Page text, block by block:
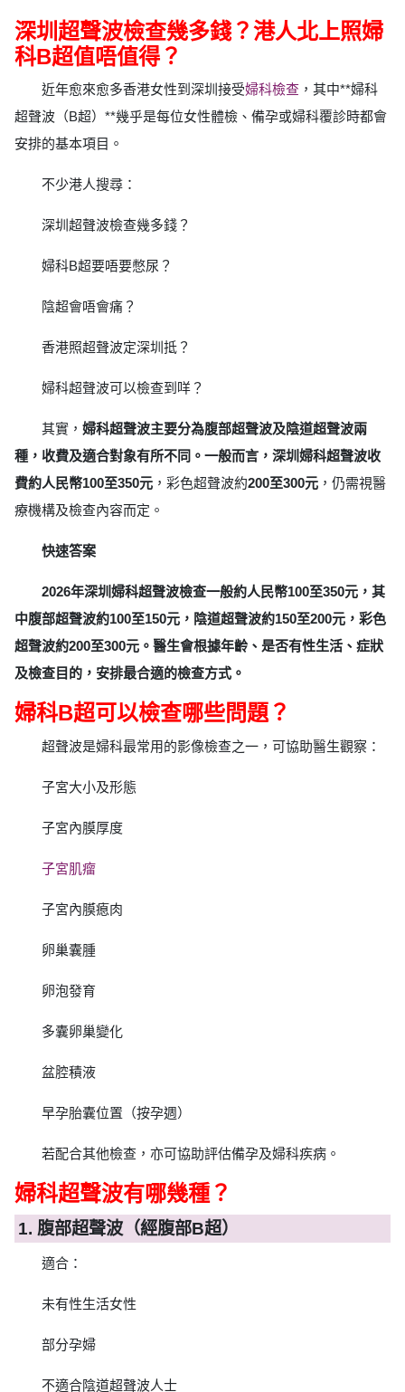
深圳超聲波檢查幾多錢？港人北上照婦
科B超值唔值得？
近年愈來愈多香港女性到深圳接受婦科檢查 ，其中**婦科
超聲波（B超）**幾乎是每位女性體檢、備孕或婦科覆診時都會
安排的基本項目。
不少港人搜尋：
深圳超聲波檢查幾多錢？
婦科B超要唔要憋尿？
陰超會唔會痛？
香港照超聲波定深圳抵？
婦科超聲波可以檢查到咩？
其實， 婦科超聲波主要分為腹部超聲波及陰道超聲波兩
種，收費及適合對象有所不同。一般而言，深圳婦科超聲波收
費約人民幣100至350元 ，彩色超聲波約200至300元 ，仍需視醫
療機構及檢查內容而定。
快速答案
2026年深圳婦科超聲波檢查一般約人民幣100至350元，其
中腹部超聲波約100至150元，陰道超聲波約150至200元，彩色
超聲波約200至300元。醫生會根據年齡、是否有性生活、症狀
及檢查目的，安排最合適的檢查方式。
婦科B超可以檢查哪些問題？
超聲波是婦科最常用的影像檢查之一，可協助醫生觀察：
子宮大小及形態
子宮內膜厚度
子宮肌瘤
子宮內膜瘜肉
卵巢囊腫
卵泡發育
多囊卵巢變化
盆腔積液
早孕胎囊位置（按孕週）
若配合其他檢查，亦可協助評估備孕及婦科疾病。
婦科超聲波有哪幾種？
1. 腹部超聲波（經腹部B超）
適合：
未有性生活女性
部分孕婦
不適合陰道超聲波人士